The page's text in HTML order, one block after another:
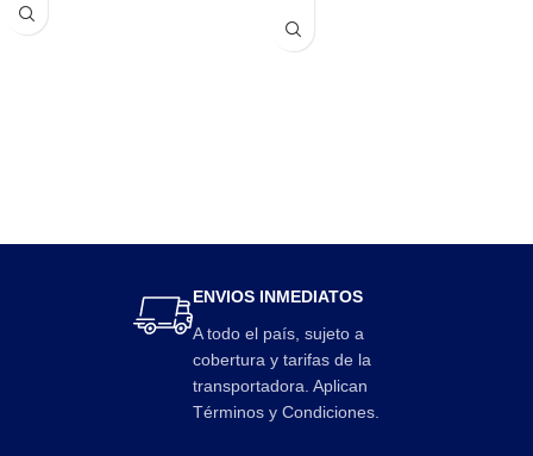
ENVIOS INMEDIATOS
A todo el país, sujeto a
cobertura y tarifas de la
transportadora. Aplican
Términos y Condiciones.